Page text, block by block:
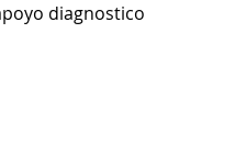
diagnostico